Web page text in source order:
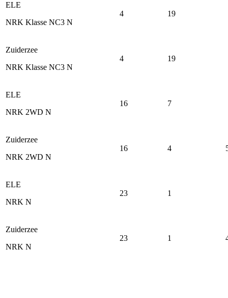
ELE
NRK Klasse NC3 N
4 19
Zuiderzee
NRK Klasse NC3 N
4 19
ELE
NRK 2WD N
16 7
Zuiderzee
NRK 2WD N
16 4
ELE
NRK N
23 1
Zuiderzee
NRK N
23 1